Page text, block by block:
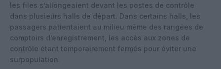
les files s’allongeaient devant les postes de contrôle
dans plusieurs halls de départ. Dans certains halls, les
passagers patientaient au milieu même des rangées de
comptoirs d’enregistrement, les accès aux zones de
contrôle étant temporairement fermés pour éviter une
surpopulation.